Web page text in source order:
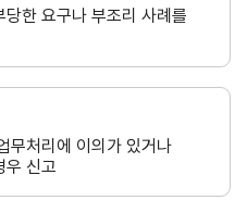
당한 요구나 부조리 사례를
무처리에 이의가 있거나
우 신고